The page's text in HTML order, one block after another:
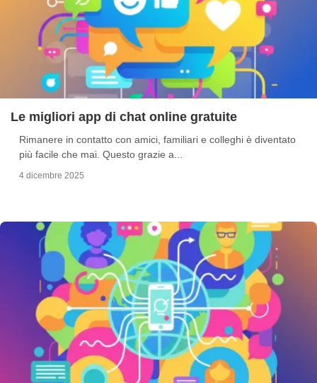
Le migliori app di chat online gratuite
Rimanere in contatto con amici, familiari e colleghi è diventato
più facile che mai. Questo grazie a...
4 dicembre 2025